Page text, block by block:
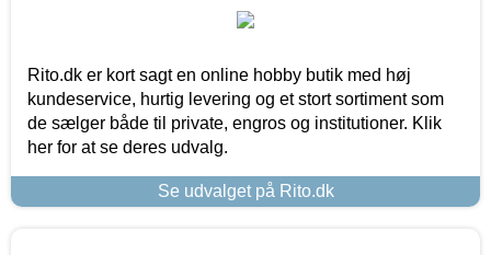
Rito.dk er kort sagt en online hobby butik med høj
kundeservice, hurtig levering og et stort sortiment som
de sælger både til private, engros og institutioner. Klik
her for at se deres udvalg.
Se udvalget på Rito.dk